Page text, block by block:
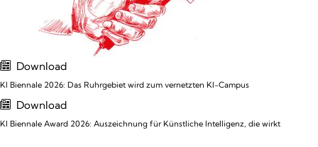
Download
KI Biennale 2026: Das Ruhrgebiet wird zum vernetzten KI-Campus
Download
KI Biennale Award 2026: Auszeichnung für Künstliche Intelligenz, die wirkt